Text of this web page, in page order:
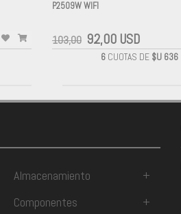
P2509W WIFI
103,00 92,00 USD
6 CUOTAS DE $U 636
Almacenamiento
+
Componentes
+